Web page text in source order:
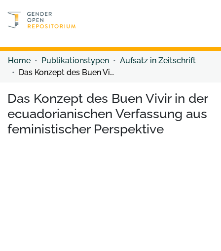
Discover content
Home Publikationstypen
Aufsatz in Zeitschrift
Das Konzept des Buen Vivir in der ecuadorianischen Verfassung aus feministischer Perspektive
Das Konzept des Buen Vivir in der
ecuadorianischen Verfassung aus
feministischer Perspektive